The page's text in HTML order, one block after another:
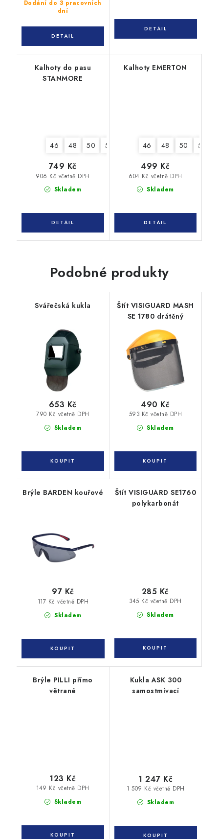
Dodání do 3 pracovních
dní
Kalhoty do pasu
STANMORE
46 48 50 52 56 58 60 62
Skladem
906 Kč včetně DPH
749 Kč
Kalhoty EMERTON
46 48 50 52
Skladem
604 Kč včetně DPH
499 Kč
Podobné produkty
Svářečská kukla
Skladem
790 Kč včetně DPH
653 Kč
Štít VISIGUARD MASH
SE 1780 drátěný
Skladem
593 Kč včetně DPH
490 Kč
Brýle BARDEN kouřové
Skladem
117 Kč včetně DPH
97 Kč
Štít VISIGUARD SE1760
polykarbonát
Skladem
345 Kč včetně DPH
285 Kč
Brýle PILLI přímo
větrané
Skladem
149 Kč včetně DPH
123 Kč
Kukla ASK 300
samostmívací
Skladem
1 509 Kč včetně DPH
1 247 Kč